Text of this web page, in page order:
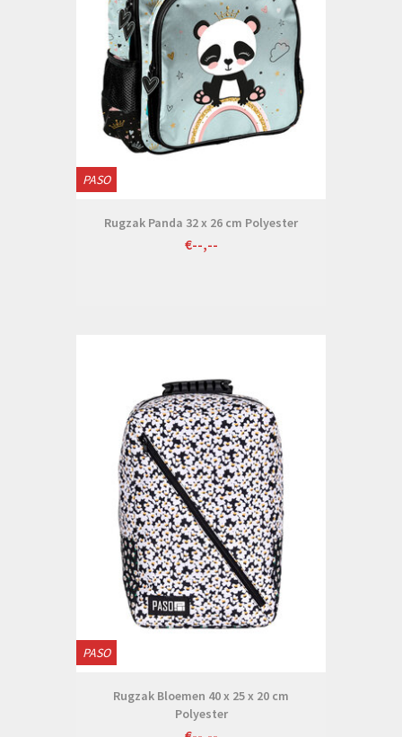
PASO
Rugzak Panda 32 x 26 cm Polyester
€--,--
PASO
Rugzak Bloemen 40 x 25 x 20 cm
Polyester